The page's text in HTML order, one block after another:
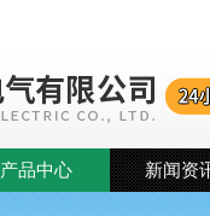
产品中心 新闻资